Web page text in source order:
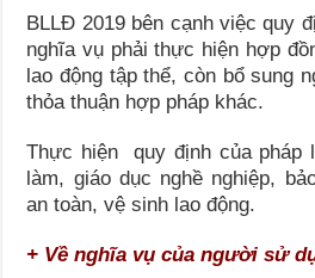
BLLĐ 2019 bên cạnh việc quy
nghĩa vụ phải thực hiện hợp
lao động tập thể, còn bổ sung
thỏa thuận hợp pháp khác.
Thực hiện quy định của pháp
làm, giáo dục nghề nghiệp,
an toàn, vệ sinh lao động.
+ Về nghĩa vụ của người sử